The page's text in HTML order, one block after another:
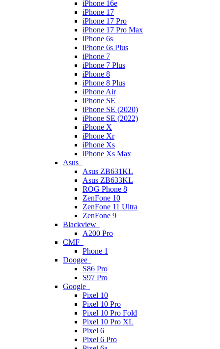
iPhone 16e
iPhone 17
iPhone 17 Pro
iPhone 17 Pro Max
iPhone 6s
iPhone 6s Plus
iPhone 7
iPhone 7 Plus
iPhone 8
iPhone 8 Plus
iPhone Air
iPhone SE
iPhone SE (2020)
iPhone SE (2022)
iPhone X
iPhone Xr
iPhone Xs
iPhone Xs Max
Asus
Asus ZB631KL
Asus ZB633KL
ROG Phone 8
ZenFone 10
ZenFone 11 Ultra
ZenFone 9
Blackview
A200 Pro
CMF
Phone 1
Doogee
S86 Pro
S97 Pro
Google
Pixel 10
Pixel 10 Pro
Pixel 10 Pro Fold
Pixel 10 Pro XL
Pixel 6
Pixel 6 Pro